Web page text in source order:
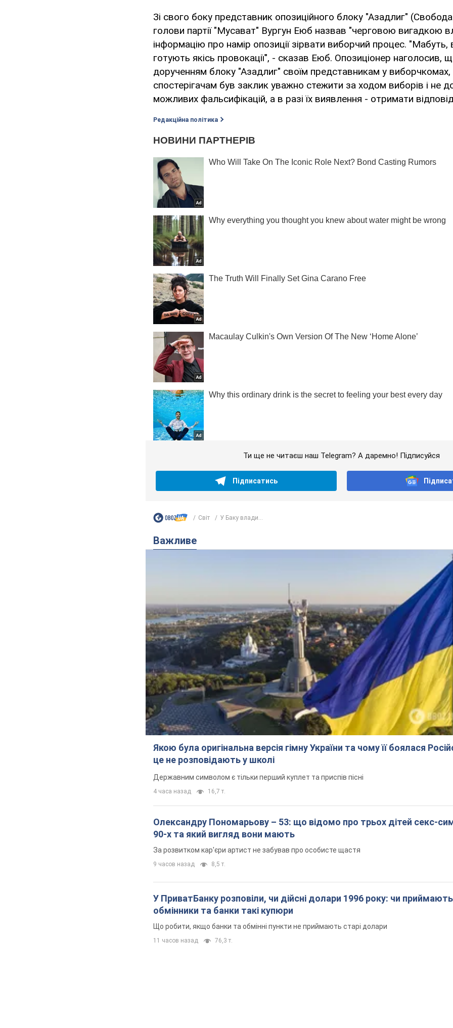
Зі свого боку представник опозиційного блоку "Азадлиг"
голови партії "Мусават" Вургун Еюб назвав "черговою вигадкою
інформацію про намір опозиції зірвати виборчий процес. "Мабуть,
готують якісь провокації", - сказав Еюб. Опозиціонер наголосив,
дорученням блоку "Азадлиг" своїм представникам у виборчкомах,
спостерігачам був заклик уважно стежити за ходом виборів і не
можливих фальсифікацій, а в разі їх виявлення - отримати
Редакційна політика
Ти ще не читаєш наш Telegram? А даремно! Підписуйся
Підписатись
Світ У Баку влади...
Важливе
Якою була оригінальна версія гімну України та чому її боялася
це не розповідають у школі
Державним символом є тільки перший куплет та приспів пісні
4 часа назад 16,7 т.
Олександру Пономарьову – 53: що відомо про трьох дітей секс-
90-х та який вигляд вони мають
За розвитком кар'єри артист не забував про особисте щастя
9 часов назад 8,5 т.
У ПриватБанку розповіли, чи дійсні долари 1996 року: чи приймають
обмінники та банки такі купюри
Що робити, якщо банки та обмінні пункти не приймають старі долари
11 часов назад 76,3 т.